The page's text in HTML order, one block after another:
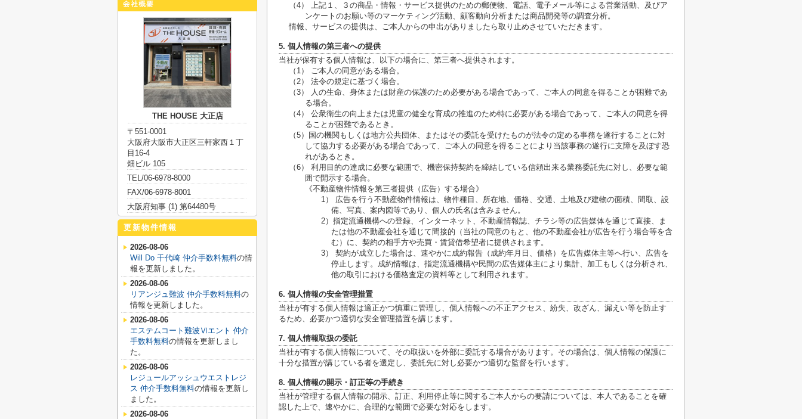
（4） 上記１、３の商品・情報・サービス提供のための郵便物、電話、電子メール等による営業活動、及びア
ンケートのお願い等のマーケティング活動、顧客動向分析または商品開発等の調査分析。
情報、サービスの提供は、ご本人からの申出がありましたら取り止めさせていただきます。
5. 個人情報の第三者への提供
当社が保有する個人情報は、以下の場合に、第三者へ提供されます。
（1） ご本人の同意がある場合。
（2） 法令の規定に基づく場合。
（3） 人の生命、身体または財産の保護のため必要がある場合であって、ご本人の同意を得ることが困難であ
る場合。
（4） 公衆衛生の向上または児童の健全な育成の推進のため特に必要がある場合であって、ご本人の同意を得
ることが困難であるとき。
（5）国の機関もしくは地方公共団体、またはその委託を受けたものが法令の定める事務を遂行することに対
して協力する必要がある場合であって、ご本人の同意を得ることにより当該事務の遂行に支障を及ぼす恐
れがあるとき。
（6） 利用目的の達成に必要な範囲で、機密保持契約を締結している信頼出来る業務委託先に対し、必要な範
囲で開示する場合。
《不動産物件情報を第三者提供（広告）する場合》
1） 広告を行う不動産物件情報は、物件種目、所在地、価格、交通、土地及び建物の面積、間取、設
備、写真、案内図等であり、個人の氏名は含みません。
2）指定流通機構への登録、インターネット、不動産情報誌、チラシ等の広告媒体を通じて直接、ま
たは他の不動産会社を通じて間接的（当社の同意のもと、他の不動産会社が広告を行う場合等を含
む）に、契約の相手方や売買・賃貸借希望者に提供されます。
3） 契約が成立した場合は、速やかに成約報告（成約年月日、価格）を広告媒体主等へ行い、広告を
停止します。成約情報は、指定流通機構や民間の広告媒体主により集計、加工もしくは分析され、
他の取引における価格査定の資料等として利用されます。
6. 個人情報の安全管理措置
当社が有する個人情報は適正かつ慎重に管理し、個人情報への不正アクセス、紛失、改ざん、漏えい等を防止す
るため、必要かつ適切な安全管理措置を講じます。
7. 個人情報取扱の委託
当社が有する個人情報について、その取扱いを外部に委託する場合があります。その場合は、個人情報の保護に
十分な措置が講じている者を選定し、委託先に対し必要かつ適切な監督を行います。
8. 個人情報の開示・訂正等の手続き
当社が管理する個人情報の開示、訂正、利用停止等に関するご本人からの要請については、本人であることを確
認した上で、速やかに、合理的な範囲で必要な対応をします。
THE HOUSE 大正店
〒551-0001
大阪府大阪市大正区三軒家西１丁
目16-4
畑ビル 105
TEL/06-6978-8000
FAX/06-6978-8001
大阪府知事 (1) 第64480号
更新物件情報
2026-08-06
Will Do 千代崎 仲介手数料無料の情
報を更新しました。
2026-08-06
リアンジュ難波 仲介手数料無料の
情報を更新しました。
2026-08-06
エステムコート難波Ⅵエント 仲介
手数料無料の情報を更新しまし
た。
2026-08-06
レジュールアッシュウエストレジ
ス 仲介手数料無料の情報を更新し
ました。
2026-08-06